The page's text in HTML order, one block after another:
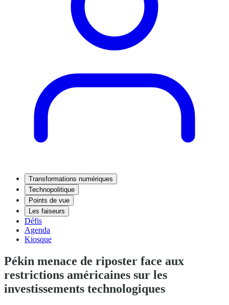
Transformations numériques
Technopolitique
Points de vue
Les faiseurs
Défis
Agenda
Kiosque
Pékin menace de riposter face aux
restrictions américaines sur les
investissements technologiques